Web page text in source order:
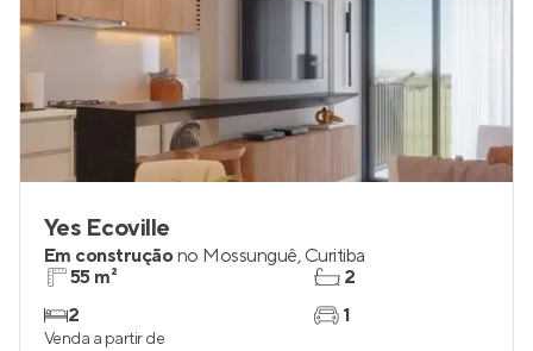
Yes Ecoville
Em construçãono Mossunguê, Curitiba
55 m²
2
2
1
Venda a partir de